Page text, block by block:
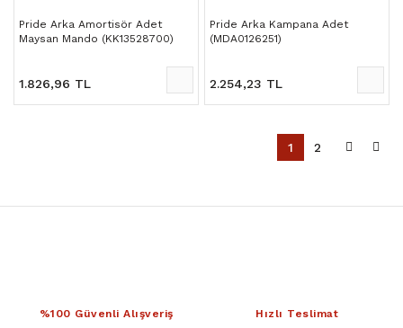
Pride Arka Amortisör Adet
Maysan Mando (KK13528700)
1.826,96 TL
Pride Arka Kampana Adet
(MDA0126251)
2.254,23 TL
1 2
%100 Güvenli Alışveriş Hızlı Teslimat